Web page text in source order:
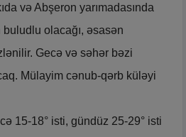
və Abşeron yarımadasında
olacağı, əsasən
Gecə və səhər bəzi
Mülayim cənub-qərb küləyi
15-18° isti, gündüz 25-29° isti